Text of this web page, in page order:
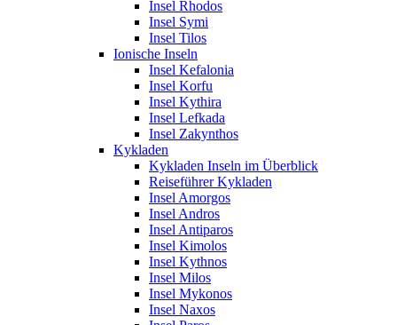
Insel Rhodos
Insel Symi
Insel Tilos
Ionische Inseln
Insel Kefalonia
Insel Korfu
Insel Kythira
Insel Lefkada
Insel Zakynthos
Kykladen
Kykladen Inseln im Überblick
Reiseführer Kykladen
Insel Amorgos
Insel Andros
Insel Antiparos
Insel Kimolos
Insel Kythnos
Insel Milos
Insel Mykonos
Insel Naxos